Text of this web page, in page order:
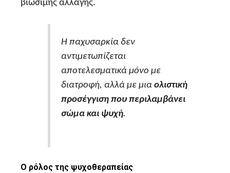
βιώσιμης αλλαγής.
Η παχυσαρκία δεν
αντιμετωπίζεται
αποτελεσματικά μόνο με
διατροφή, αλλά με μια ολιστική
προσέγγιση που περιλαμβάνει
σώμα και ψυχή.
Ο ρόλος της ψυχοθεραπείας